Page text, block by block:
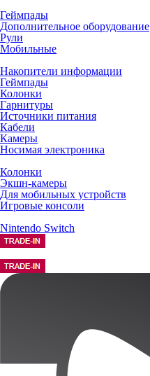
Геймпады
Дополнительное оборудование
Рули
Мобильные
Накопители информации
Геймпады
Колонки
Гарнитуры
Источники питания
Кабели
Камеры
Носимая электроника
Колонки
Экшн-камеры
Для мобильных устройств
Игровые консоли
Nintendo Switch